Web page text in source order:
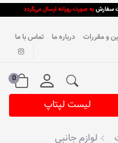
و مقررات درباره ما تماس با ما
0
لیست لپتاپ
لوازم جانبی